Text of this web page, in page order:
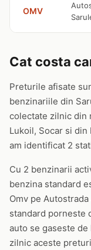
OMV
Cat costa
Preturile afisate
benzinariile din
colectate zilnic din
Lukoil, Socar si
am identificat 2
Cu 2 benzinarii
benzina standard
Omv pe
standard porneste
auto se gaseste
zilnic aceste